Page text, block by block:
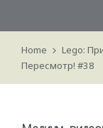
Home
Lego:
Пересмотр! #38